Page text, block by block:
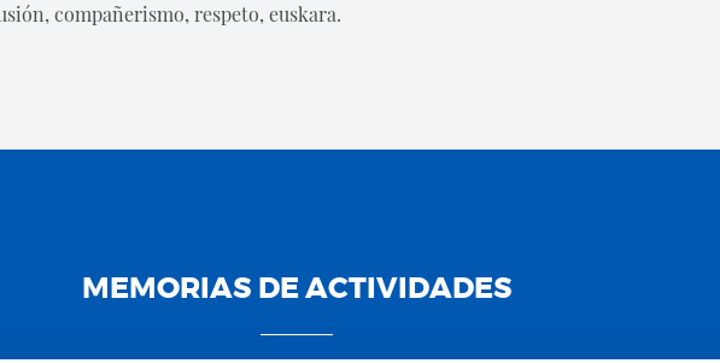
compañerismo, respeto, euskara.
MEMORIAS DE ACTIVIDADES